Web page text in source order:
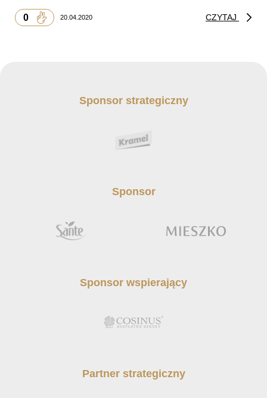
0 20.04.2020 CZYTAJ
Sponsor strategiczny
Sponsor
Sponsor wspierający
Partner strategiczny